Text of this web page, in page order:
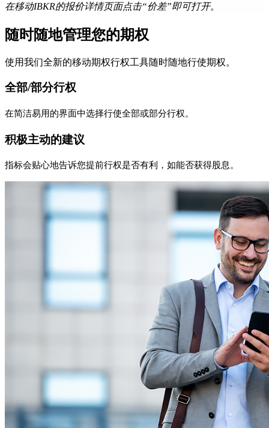
在移动IBKR的报价详情页面点击“价差”即可打开。
随时随地管理您的期权
使用我们全新的移动期权行权工具随时随地行使期权。
全部/部分行权
在简洁易用的界面中选择行使全部或部分行权。
积极主动的建议
指标会贴心地告诉您提前行权是否有利，如能否获得股息。